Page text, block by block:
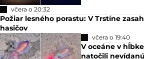
včera o 20:32
Požiar lesného porastu: V Trstíne
hasičov
včera o 19:40
V oceáne v
natočili